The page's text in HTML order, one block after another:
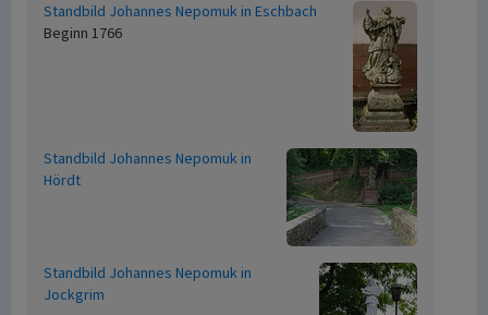
Standbild Johannes Nepomuk in Eschbach
Beginn 1766
Standbild Johannes Nepomuk in
Hördt
Standbild Johannes Nepomuk in
Jockgrim